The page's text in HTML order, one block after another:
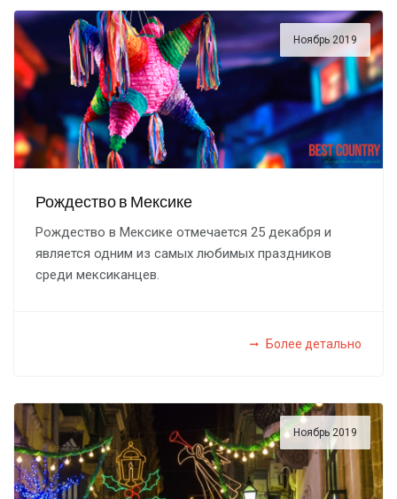
Ноябрь 2019
Рождество в Мексике
Рождество в Мексике отмечается 25 декабря и
является одним из самых любимых праздников
среди мексиканцев.
Более детально
Ноябрь 2019